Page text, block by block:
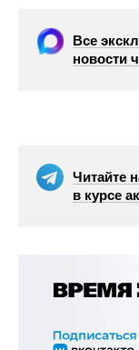
Все
новости
Читайте
в курсе